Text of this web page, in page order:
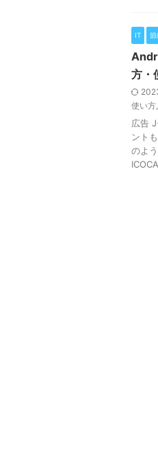
IT 節
方・
使い方,
広告
ント
のよ